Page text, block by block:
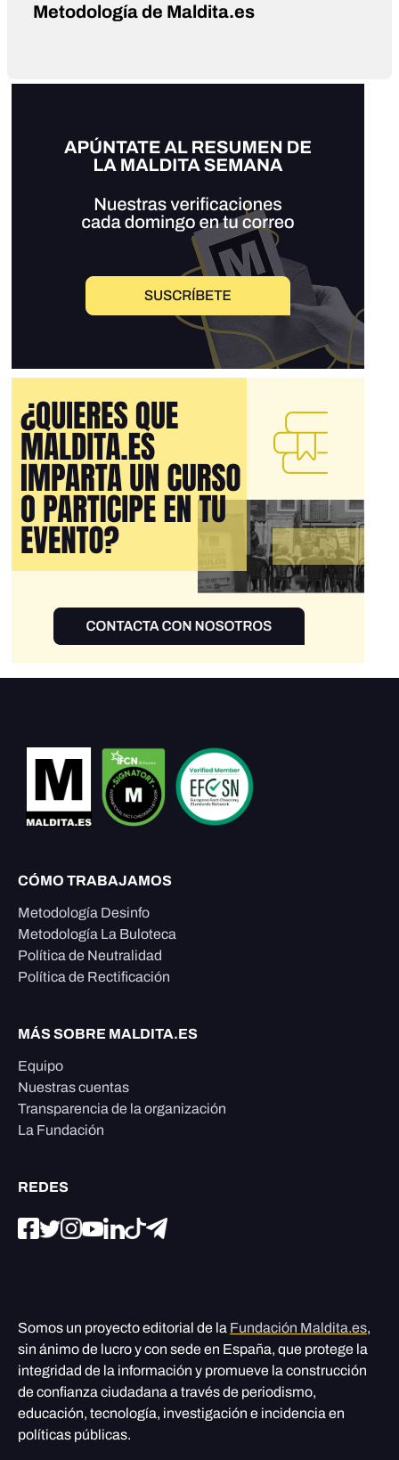
Metodología de Maldita.es
CÓMO TRABAJAMOS
Metodología Desinfo
Metodología La Buloteca
Política de Neutralidad
Política de Rectificación
MÁS SOBRE MALDITA.ES
Equipo
Nuestras cuentas
Transparencia de la organización
La Fundación
REDES
Somos un proyecto editorial de la Fundación Maldita.es,
sin ánimo de lucro y con sede en España, que protege la
integridad de la información y promueve la construcción
de confianza ciudadana a través de periodismo,
educación, tecnología, investigación e incidencia en
políticas públicas.